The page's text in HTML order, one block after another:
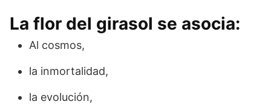
La flor del girasol se asocia:
Al cosmos,
la inmortalidad,
la evolución,